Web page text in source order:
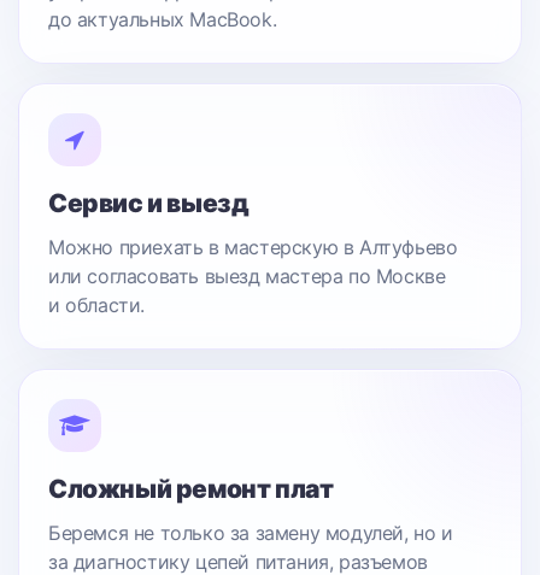
до актуальных MacBook.
Сервис и выезд
Можно приехать в мастерскую в Алтуфьево
или согласовать выезд мастера по Москве
и области.
Сложный ремонт плат
Беремся не только за замену модулей, но и
за диагностику цепей питания, разъемов